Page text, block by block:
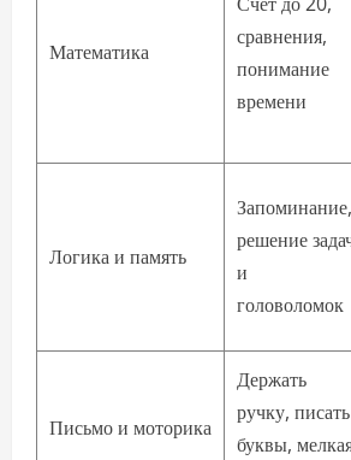
Математика
сравнения,
понимание
времени
Логика и память
Запоминание,
решение
и
головоломок
Письмо и моторика
Держать
ручку, писать
буквы,